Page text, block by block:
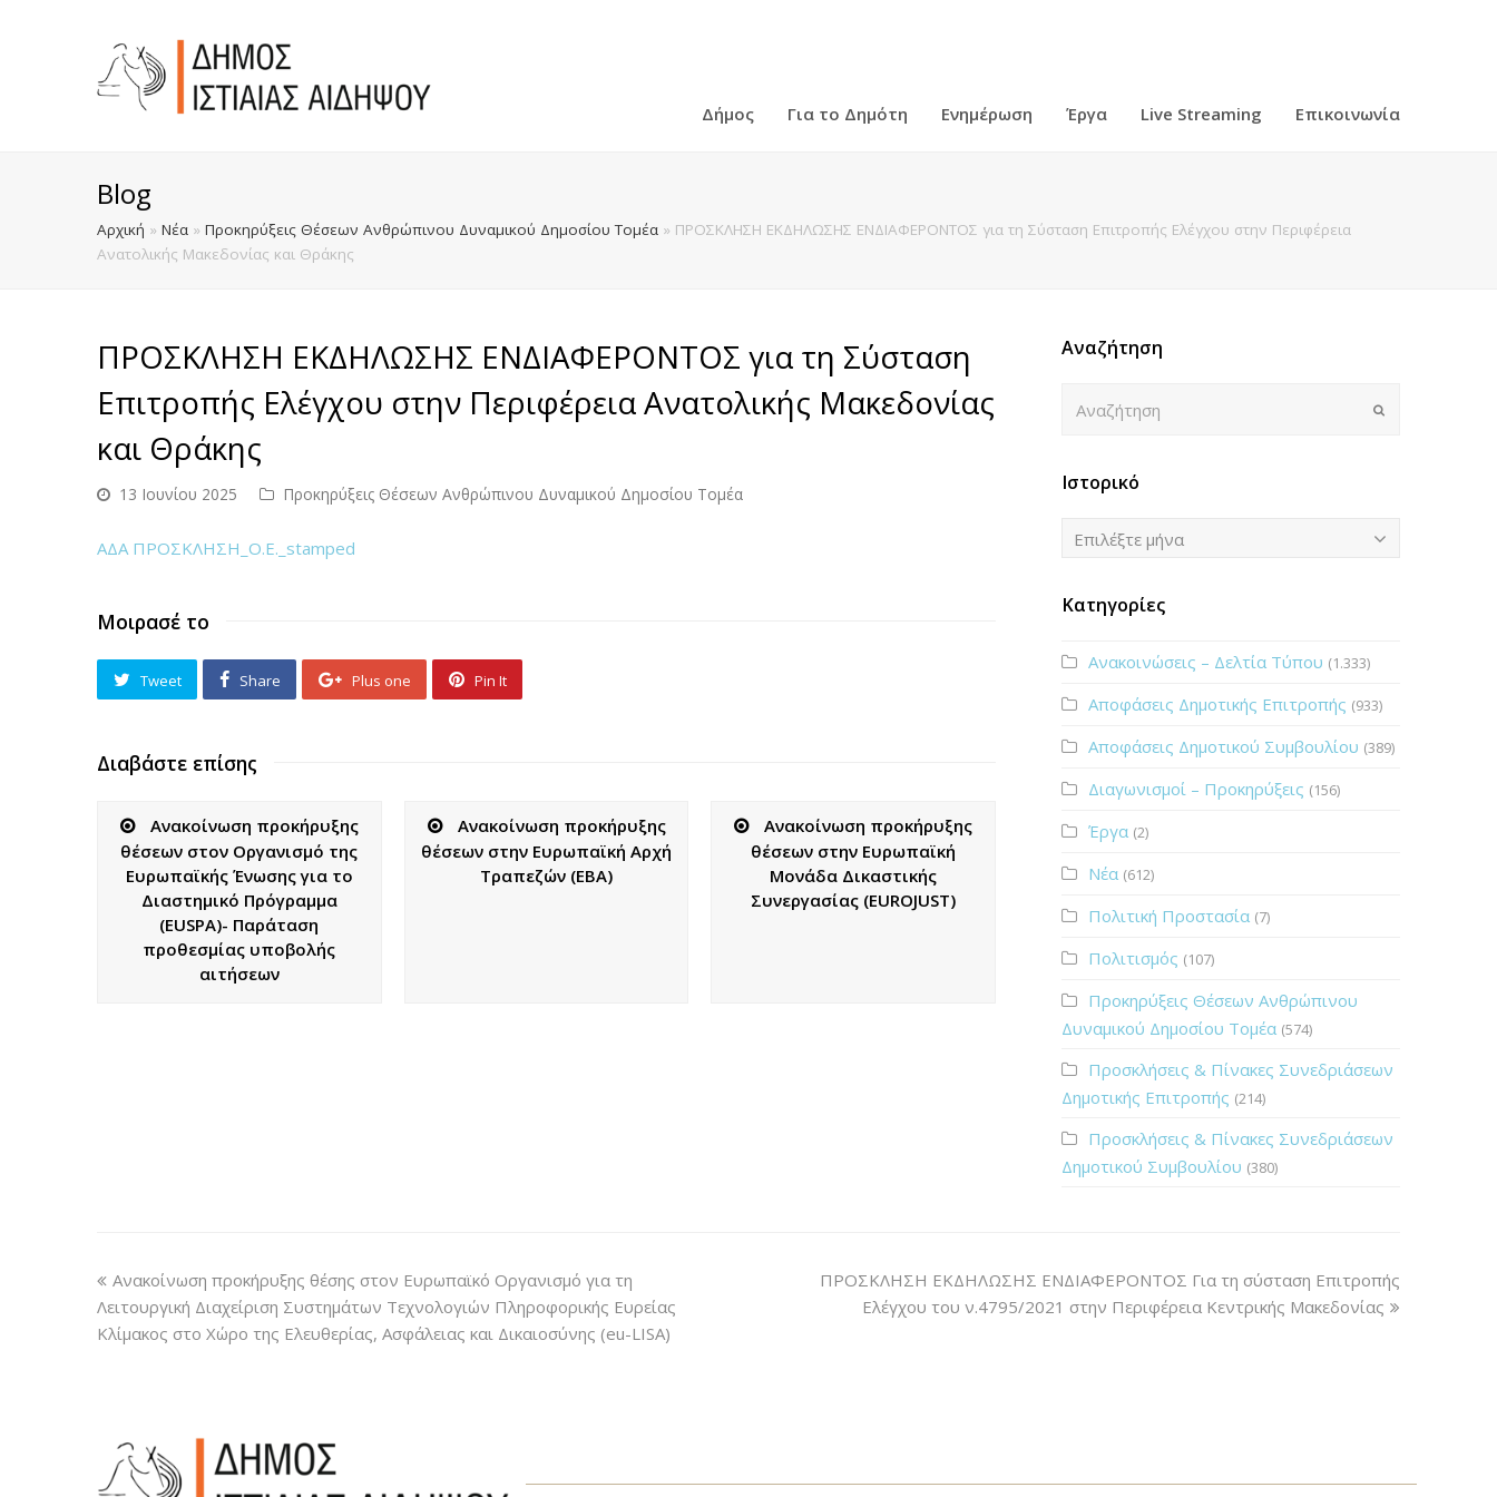
Δήμος Για το Δημότη Ενημέρωση Έργα Live Streaming Επικοινωνία
Blog
Αρχική » Νέα » Προκηρύξεις Θέσεων Ανθρώπινου Δυναμικού Δημοσίου Τομέα » ΠΡΟΣΚΛΗΣΗ ΕΚΔΗΛΩΣΗΣ ΕΝΔΙΑΦΕΡΟΝΤΟΣ για τη Σύσταση Επιτροπής Ελέγχου στην Περιφέρεια
Ανατολικής Μακεδονίας και Θράκης
ΠΡΟΣΚΛΗΣΗ ΕΚΔΗΛΩΣΗΣ ΕΝΔΙΑΦΕΡΟΝΤΟΣ για τη Σύσταση
Επιτροπής Ελέγχου στην Περιφέρεια Ανατολικής Μακεδονίας
και Θράκης
13 Ιουνίου 2025 Προκηρύξεις Θέσεων Ανθρώπινου Δυναμικού Δημοσίου Τομέα
ΑΔΑ ΠΡΟΣΚΛΗΣΗ_Ο.Ε._stamped
Μοιρασέ το
Tweet Share Plus one Pin It
Διαβάστε επίσης
Ανακοίνωση προκήρυξης
θέσεων στον Οργανισμό της
Ευρωπαϊκής Ένωσης για το
Διαστημικό Πρόγραμμα
(EUSPA)- Παράταση
προθεσμίας υποβολής
αιτήσεων
Ανακοίνωση προκήρυξης
θέσεων στην Ευρωπαϊκή Αρχή
Τραπεζών (EBA)
Ανακοίνωση προκήρυξης
θέσεων στην Ευρωπαϊκή
Μονάδα Δικαστικής
Συνεργασίας (EUROJUST)
Αναζήτηση
Ιστορικό
Ιστορικό
Επιλέξτε μήνα
Κατηγορίες
Ανακοινώσεις – Δελτία Τύπου (1.333)
Αποφάσεις Δημοτικής Επιτροπής (933)
Αποφάσεις Δημοτικού Συμβουλίου (389)
Διαγωνισμοί – Προκηρύξεις (156)
Έργα (2)
Νέα (612)
Πολιτική Προστασία (7)
Πολιτισμός (107)
Προκηρύξεις Θέσεων Ανθρώπινου
Δυναμικού Δημοσίου Τομέα (574)
Προσκλήσεις & Πίνακες Συνεδριάσεων
Δημοτικής Επιτροπής (214)
Προσκλήσεις & Πίνακες Συνεδριάσεων
Δημοτικού Συμβουλίου (380)
Ανακοίνωση προκήρυξης θέσης στον Ευρωπαϊκό Οργανισμό για τη
Λειτουργική Διαχείριση Συστημάτων Τεχνολογιών Πληροφορικής Ευρείας
Κλίμακος στο Χώρο της Ελευθερίας, Ασφάλειας και Δικαιοσύνης (eu-LISA)
ΠΡΟΣΚΛΗΣΗ ΕΚΔΗΛΩΣΗΣ ΕΝΔΙΑΦΕΡΟΝΤΟΣ Για τη σύσταση Επιτροπής
Ελέγχου του ν.4795/2021 στην Περιφέρεια Κεντρικής Μακεδονίας